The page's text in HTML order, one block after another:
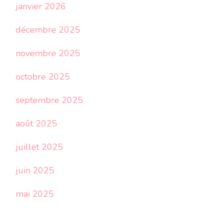
janvier 2026
décembre 2025
novembre 2025
octobre 2025
septembre 2025
août 2025
juillet 2025
juin 2025
mai 2025